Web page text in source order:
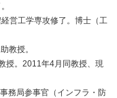
営工学専攻修了。博士（工
教授。
授。2011年4月同教授、現
務局参事官（インフラ・防